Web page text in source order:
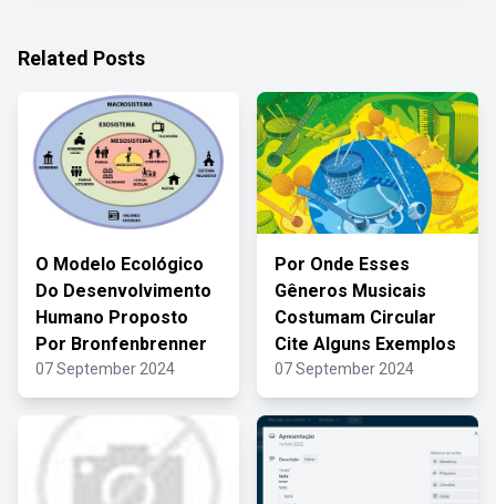
Related Posts
O Modelo Ecológico
Do Desenvolvimento
Humano Proposto
Por Bronfenbrenner
07 September 2024
Por Onde Esses
Gêneros Musicais
Costumam Circular
Cite Alguns Exemplos
07 September 2024